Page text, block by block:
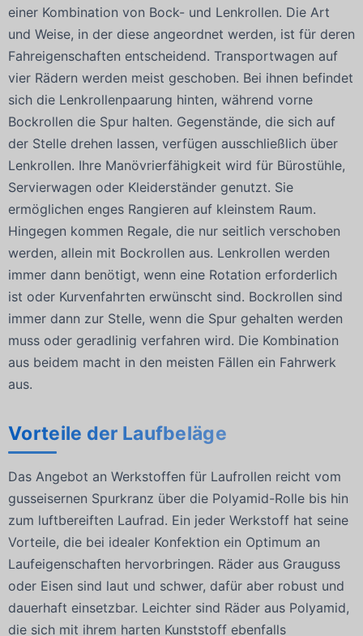
einer Kombination von Bock- und Lenkrollen. Die Art
und Weise, in der diese angeordnet werden, ist für deren
Fahreigenschaften entscheidend. Transportwagen auf
vier Rädern werden meist geschoben. Bei ihnen befindet
sich die Lenkrollenpaarung hinten, während vorne
Bockrollen die Spur halten. Gegenstände, die sich auf
der Stelle drehen lassen, verfügen ausschließlich über
Lenkrollen. Ihre Manövrierfähigkeit wird für Bürostühle,
Servierwagen oder Kleiderständer genutzt. Sie
ermöglichen enges Rangieren auf kleinstem Raum.
Hingegen kommen Regale, die nur seitlich verschoben
werden, allein mit Bockrollen aus. Lenkrollen werden
immer dann benötigt, wenn eine Rotation erforderlich
ist oder Kurvenfahrten erwünscht sind. Bockrollen sind
immer dann zur Stelle, wenn die Spur gehalten werden
muss oder geradlinig verfahren wird. Die Kombination
aus beidem macht in den meisten Fällen ein Fahrwerk
aus.
Vorteile der Laufbeläge
Das Angebot an Werkstoffen für Laufrollen reicht vom
gusseisernen Spurkranz über die Polyamid-Rolle bis hin
zum luftbereiften Laufrad. Ein jeder Werkstoff hat seine
Vorteile, die bei idealer Konfektion ein Optimum an
Laufeigenschaften hervorbringen. Räder aus Grauguss
oder Eisen sind laut und schwer, dafür aber robust und
dauerhaft einsetzbar. Leichter sind Räder aus Polyamid,
die sich mit ihrem harten Kunststoff ebenfalls